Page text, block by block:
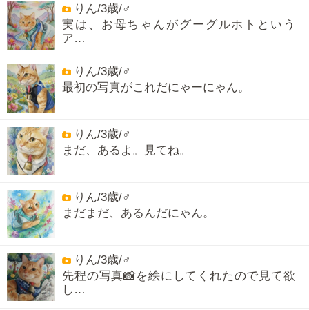
りん/3歳/♂
実は、お母ちゃんがグーグルホトという
ア…
りん/3歳/♂
最初の写真がこれだにゃーにゃん。
りん/3歳/♂
まだ、あるよ。見てね。
りん/3歳/♂
まだまだ、あるんだにゃん。
りん/3歳/♂
先程の写真📸を絵にしてくれたので見て欲
し…